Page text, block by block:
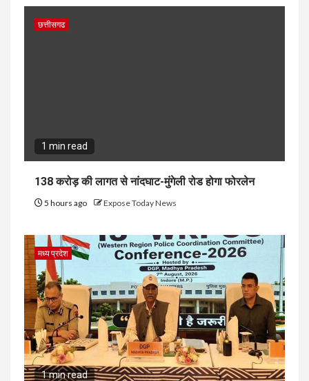
छत्तीसगढ
1 min read
138 करोड़ की लागत से नांदघाट-मुंगेली रोड होगा फोरलेन
5 hours ago Expose Today News
मध्य प्रदेश
1 min read